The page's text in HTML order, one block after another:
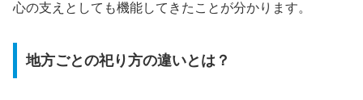
心の支えとしても機能してきたことが分かります。
地方ごとの祀り方の違いとは？